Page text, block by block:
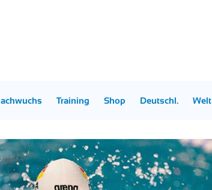
Training Shop Deutschl. Welt